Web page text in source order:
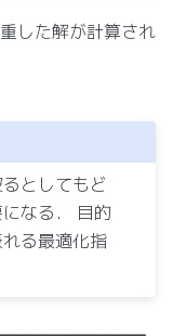
した解が計算され
としてもど
なる． 目的
る最適化指